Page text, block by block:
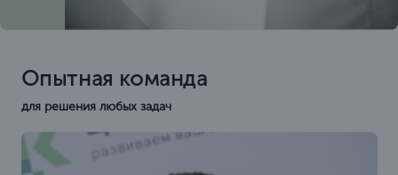
Опытная команда
для решения любых задач